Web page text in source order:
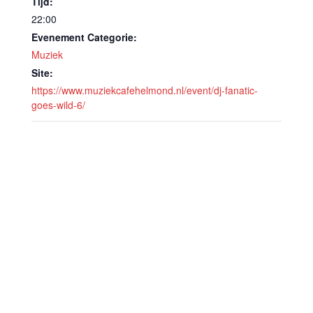
22:00
Evenement Categorie:
Muziek
Site:
https://www.muziekcafehelmond.nl/event/dj-fanatic-
goes-wild-6/